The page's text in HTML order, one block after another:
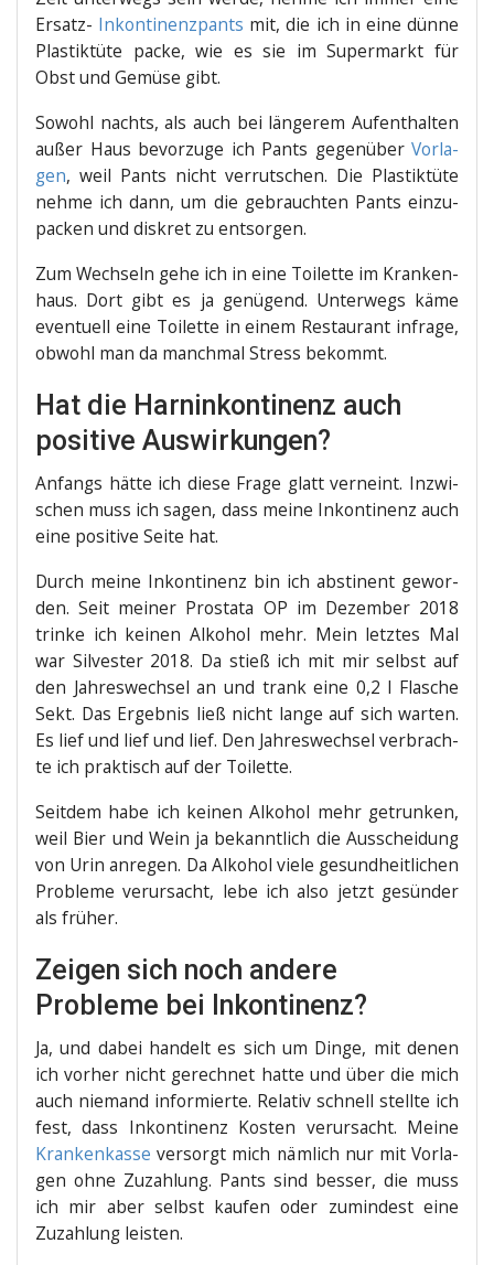
Ersatz- Inkon­ti­nenz­pants mit, die ich in eine dün­ne
Plas­tik­tü­te packe, wie es sie im Super­markt für
Obst und Gemü­se gibt.
Sowohl nachts, als auch bei län­ge­rem Auf­ent­hal­ten
außer Haus bevor­zu­ge ich Pants gegen­über Vor­la­
gen, weil Pants nicht ver­rut­schen. Die Plas­tik­tü­te
neh­me ich dann, um die gebrauch­ten Pants ein­zu­
pa­cken und dis­kret zu entsorgen.
Zum Wech­seln gehe ich in eine Toi­let­te im Kran­ken­
haus. Dort gibt es ja genü­gend. Unter­wegs käme
even­tu­ell eine Toi­let­te in einem Restau­rant infra­ge,
obwohl man da manch­mal Stress bekommt.
Hat die Harninkontinenz auch
positive Auswirkungen?
Anfangs hät­te ich die­se Fra­ge glatt ver­neint. Inzwi­
schen muss ich sagen, dass mei­ne Inkon­ti­nenz auch
eine posi­ti­ve Sei­te hat.
Durch mei­ne Inkon­ti­nenz bin ich absti­nent gewor­
den. Seit mei­ner Pro­sta­ta OP im Dezem­ber 2018
trin­ke ich kei­nen Alko­hol mehr. Mein letz­tes Mal
war Sil­ves­ter 2018. Da stieß ich mit mir selbst auf
den Jah­res­wech­sel an und trank eine 0,2 l Fla­sche
Sekt. Das Ergeb­nis ließ nicht lan­ge auf sich war­ten.
Es lief und lief und lief. Den Jah­res­wech­sel ver­brach­
te ich prak­tisch auf der Toilette.
Seit­dem habe ich kei­nen Alko­hol mehr getrun­ken,
weil Bier und Wein ja bekannt­lich die Aus­schei­dung
von Urin anre­gen. Da Alko­hol vie­le gesund­heit­li­chen
Pro­ble­me ver­ur­sacht, lebe ich also jetzt gesün­der
als früher.
Zeigen sich noch andere
Probleme bei Inkontinenz?
Ja, und dabei han­delt es sich um Din­ge, mit denen
ich vor­her nicht gerech­net hat­te und über die mich
auch nie­mand infor­mier­te. Rela­tiv schnell stell­te ich
fest, dass Inkon­ti­nenz Kos­ten ver­ur­sacht. Mei­ne
Kran­ken­kas­se ver­sorgt mich näm­lich nur mit Vor­la­
gen ohne Zuzah­lung. Pants sind bes­ser, die muss
ich mir aber selbst kau­fen oder zumin­dest eine
Zuzah­lung leisten.